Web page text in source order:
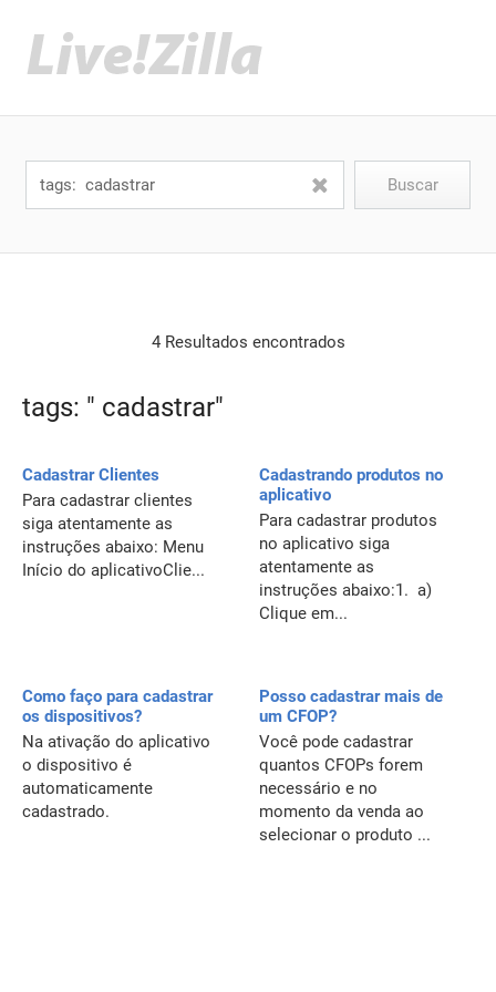
4 Resultados encontrados
tags: " cadastrar"
Cadastrar Clientes
Para cadastrar clientes
siga atentamente as
instruções abaixo: Menu
Início do aplicativoClie...
Cadastrando produtos no
aplicativo
Para cadastrar produtos
no aplicativo siga
atentamente as
instruções abaixo:1. a)
Clique em...
Como faço para cadastrar
os dispositivos?
Na ativação do aplicativo
o dispositivo é
automaticamente
cadastrado.
Posso cadastrar mais de
um CFOP?
Você pode cadastrar
quantos CFOPs forem
necessário e no
momento da venda ao
selecionar o produto ...